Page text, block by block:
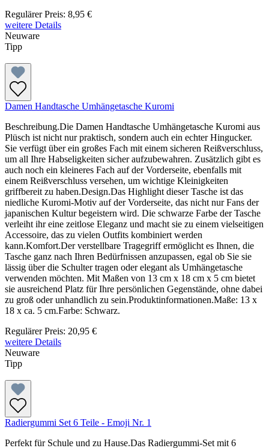
Regulärer Preis: 8,95 €
weitere Details
Neuware
Tipp
Damen Handtasche Umhängetasche Kuromi
Beschreibung.Die Damen Handtasche Umhängetasche Kuromi aus
Plüsch ist nicht nur praktisch, sondern auch ein echter Hingucker.
Sie verfügt über ein großes Fach mit einem sicheren Reißverschluss,
um all Ihre Habseligkeiten sicher aufzubewahren. Zusätzlich gibt es
auch noch ein kleineres Fach auf der Vorderseite, ebenfalls mit
einem Reißverschluss versehen, um wichtige Kleinigkeiten
griffbereit zu haben.Design.Das Highlight dieser Tasche ist das
niedliche Kuromi-Motiv auf der Vorderseite, das nicht nur Fans der
japanischen Kultur begeistern wird. Die schwarze Farbe der Tasche
verleiht ihr eine zeitlose Eleganz und macht sie zu einem vielseitigen
Accessoire, das zu vielen Outfits kombiniert werden
kann.Komfort.Der verstellbare Tragegriff ermöglicht es Ihnen, die
Tasche ganz nach Ihren Bedürfnissen anzupassen, egal ob Sie sie
lässig über die Schulter tragen oder elegant als Umhängetasche
verwenden möchten. Mit Maßen von 13 cm x 18 cm x 5 cm bietet
sie ausreichend Platz für Ihre persönlichen Gegenstände, ohne dabei
zu groß oder unhandlich zu sein.Produktinformationen.Maße: 13 x
18 x ca. 5 cm.Farbe: Schwarz.
Regulärer Preis: 20,95 €
weitere Details
Neuware
Tipp
Radiergummi Set 6 Teile - Emoji Nr. 1
Perfekt für Schule und zu Hause.Das Radiergummi-Set mit 6